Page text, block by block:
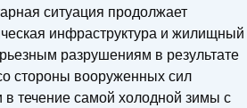
ситуация продолжает
инфраструктура и жилищный
разрушениям в результате
стороны вооруженных сил
течение самой холодной зимы с